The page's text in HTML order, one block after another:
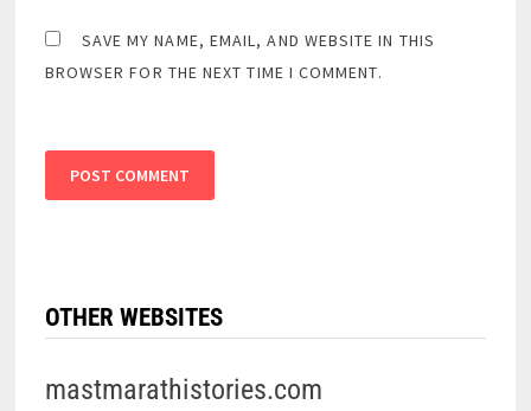
SAVE MY NAME, EMAIL, AND WEBSITE IN THIS
BROWSER FOR THE NEXT TIME I COMMENT.
OTHER WEBSITES
mastmarathistories.com